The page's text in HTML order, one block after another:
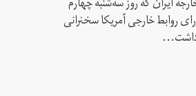
روابط خارجی آمریکا سخنرانی